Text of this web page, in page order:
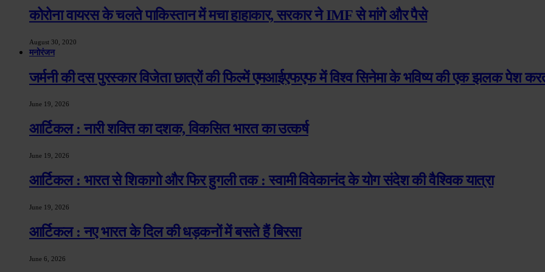
कोरोना वायरस के चलते पाकिस्तान में मचा हाहाकार, सरकार ने IMF से मांगे और पैसे
August 30, 2020
मनोरंजन
जर्मनी की दस पुरस्कार विजेता छात्रों की फिल्में एमआईएफएफ में विश्व सिनेमा के भविष्य की एक झलक पेश
June 19, 2026
आर्टिकल : नारी शक्ति का दशक, विकसित भारत का उत्कर्ष
June 19, 2026
आर्टिकल : भारत से शिकागो और फिर हुगली तक : स्वामी विवेकानंद के योग संदेश की वैश्विक यात्रा
June 19, 2026
आर्टिकल : नए भारत के दिल की धड़कनों में बसते हैं बिरसा
June 6, 2026